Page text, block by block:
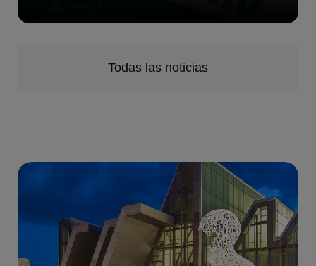
Todas las noticias